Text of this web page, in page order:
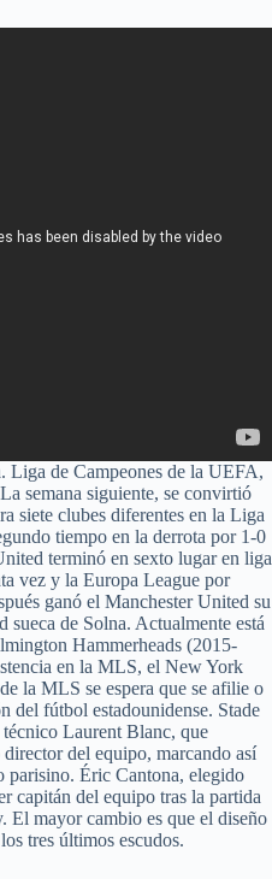
de Campeones de la UEFA,
semana siguiente, se convirtió
siete clubes diferentes en la Liga
tiempo en la derrota por 1-0
terminó en sexto lugar en liga
vez y la Europa League por
ganó el Manchester United su
de Solna. Actualmente está
Hammerheads (2015-
en la MLS, el New York
la MLS se espera que se afilie o
del fútbol estadounidense. Stade
Laurent Blanc, que
del equipo, marcando así
parisino. Éric Cantona, elegido
capitán del equipo tras la partida
mayor cambio es que el diseño
tres últimos escudos.